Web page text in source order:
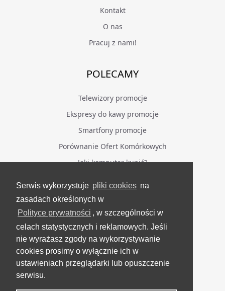
Serwis wykorzystuje pliki cookies na
zasadach określonych w
Polityce prywatności , w szczególności w
celach statystycznych i reklamowych. Jeśli
nie wyrażasz zgody na wykorzystywanie
cookies prosimy o wyłącznie ich w
ustawieniach przeglądarki lub opuszczenie
serwisu.
Kontakt
O nas
Pracuj z nami!
POLECAMY
Telewizory promocje
Ekspresy do kawy promocje
Smartfony promocje
Porównanie Ofert Komórkowych
Jaki komputer kupić?
BĄDŹ NA BIEŻĄCO
Facebook
Grupa Testerzy Videotestów
YouTube
Twitter